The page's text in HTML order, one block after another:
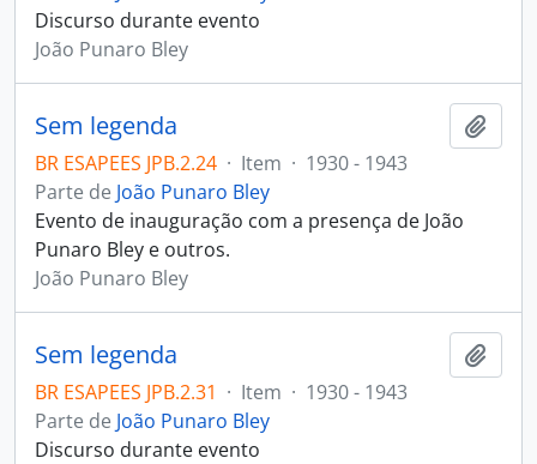
Discurso durante evento
João Punaro Bley
Sem legenda
BR ESAPEES JPB.2.24 · Item · 1930 - 1943
Parte de João Punaro Bley
Evento de inauguração com a presença de João
Punaro Bley e outros.
João Punaro Bley
Sem legenda
BR ESAPEES JPB.2.31 · Item · 1930 - 1943
Parte de João Punaro Bley
Discurso durante evento